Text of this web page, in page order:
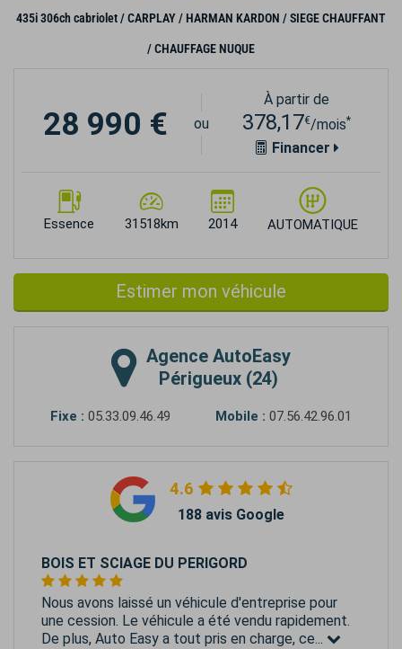
435i 306ch cabriolet / CARPLAY / HARMAN KARDON / SIEGE CHAUFFANT
/ CHAUFFAGE NUQUE
Essence 31518km 2014 AUTOMATIQUE
28 990 € ou
À partir de
378,17€/mois*
Financer
Estimer mon véhicule
Agence AutoEasy
Périgueux (24)
Fixe : 05.33.09.46.49 Mobile : 07.56.42.96.01
4.6
188 avis Google
BOIS ET SCIAGE DU PERIGORD
Nous avons laissé un véhicule d'entreprise pour
une cession. Le véhicule a été vendu rapidement.
De plus, Auto Easy a tout pris en charge, ce...